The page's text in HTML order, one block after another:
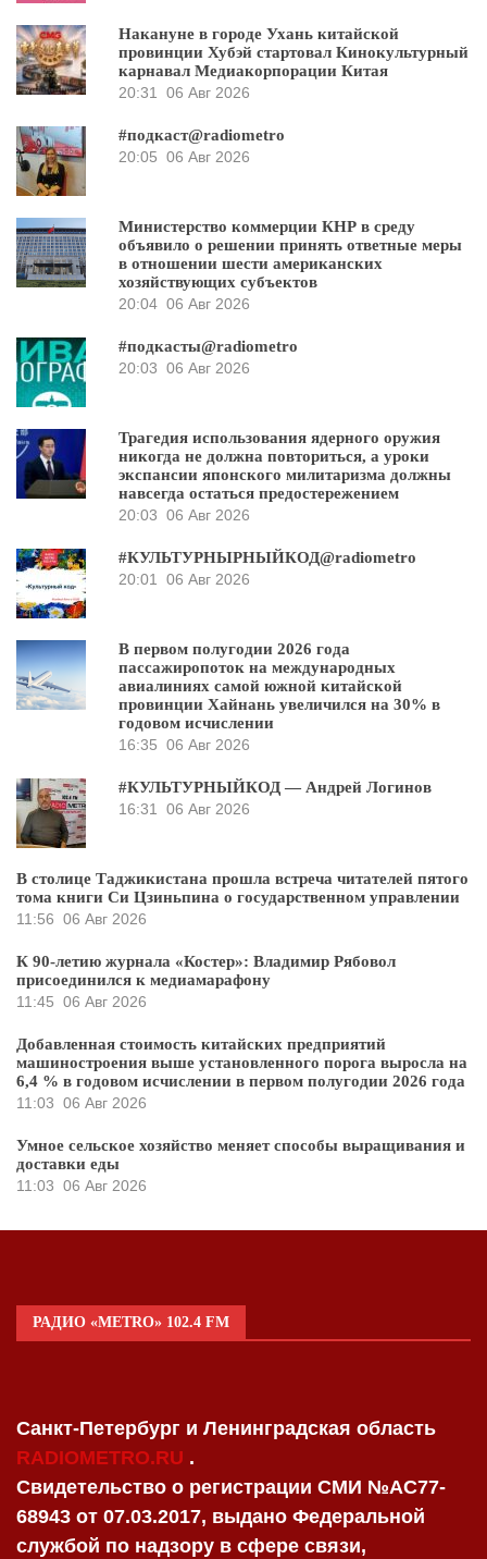
Накануне в городе Ухань китайской
провинции Хубэй стартовал Кинокультурный
карнавал Медиакорпорации Китая
20:31 06 Авг 2026
#подкаст@radiometro
20:05 06 Авг 2026
Министерство коммерции КНР в среду
объявило о решении принять ответные меры
в отношении шести американских
хозяйствующих субъектов
20:04 06 Авг 2026
#подкасты@radiometro
20:03 06 Авг 2026
Трагедия использования ядерного оружия
никогда не должна повториться, а уроки
экспансии японского милитаризма должны
навсегда остаться предостережением
20:03 06 Авг 2026
#КУЛЬТУРНЫРНЫЙКОД@radiometro
20:01 06 Авг 2026
В первом полугодии 2026 года
пассажиропоток на международных
авиалиниях самой южной китайской
провинции Хайнань увеличился на 30% в
годовом исчислении
16:35 06 Авг 2026
#КУЛЬТУРНЫЙКОД — Андрей Логинов
16:31 06 Авг 2026
В столице Таджикистана прошла встреча читателей пятого
тома книги Си Цзиньпина о государственном управлении
11:56 06 Авг 2026
К 90-летию журнала «Костер»: Владимир Рябовол
присоединился к медиамарафону
11:45 06 Авг 2026
Добавленная стоимость китайских предприятий
машиностроения выше установленного порога выросла на
6,4 % в годовом исчислении в первом полугодии 2026 года
11:03 06 Авг 2026
Умное сельское хозяйство меняет способы выращивания и
доставки еды
11:03 06 Авг 2026
РАДИО «METRO» 102.4 FM
Санкт-Петербург и Ленинградская область
RADIOMETRO.RU .
Свидетельство о регистрации СМИ №AC77-
68943 от 07.03.2017, выдано Федеральной
службой по надзору в сфере связи,